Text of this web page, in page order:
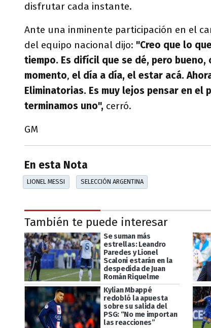
disfrutar cada instante.
Ante una inminente participación en el
del equipo nacional dijo: "Creo que lo
tiempo. Es difícil que se dé, pero
momento, el día a día, el estar acá.
Eliminatorias. Es muy lejos pensar en el
terminamos uno", cerró.
GM
En esta Nota
LIONEL MESSI SELECCIÓN ARGENTINA
También te puede interesar
Se suman más
estrellas: Leandro
Paredes y Lionel
Scaloni estarán en la
despedida de Juan
Román Riquelme
Kylian Mbappé
redobló la apuesta
sobre su salida del
PSG: “No me importan
las reacciones”